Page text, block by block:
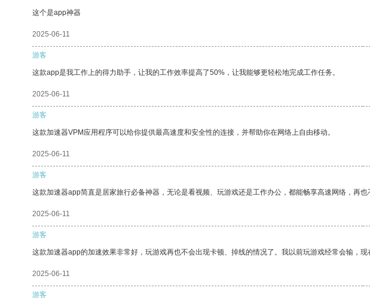
这个是app神器
2025-06-11
游客
这款app是我工作上的得力助手，让我的工作效率提高了50%，让我能够更轻松地完成工作任务。
2025-06-11
游客
这款加速器VPM应用程序可以给你提供最高速度和安全性的连接，并帮助你在网络上自由移动。
2025-06-11
游客
这款加速器app简直是居家旅行必备神器，无论是看视频、玩游戏还是工作办公，都能畅享高速网络，再也
2025-06-11
游客
这款加速器app的加速效果非常好，玩游戏再也不会出现卡顿、掉线的情况了。我以前玩游戏经常会输，现
2025-06-11
游客